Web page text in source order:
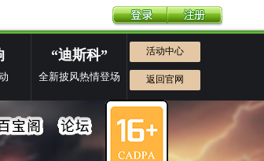
“迪斯科”
全新披风热情登场
活动中心
返回官网